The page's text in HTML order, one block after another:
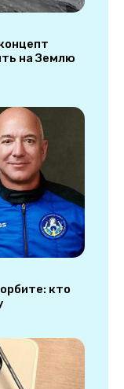
на Землю
кто